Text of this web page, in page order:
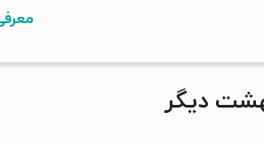
دیگر